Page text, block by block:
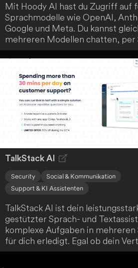
Mit Hoody AI hast du Zugriff auf
Sprachmodelle wie OpenAI,
Google und Meta. Du kannst
mehreren Modellen chatten, per
interagieren, Dokumente
Eingabeaufforderungen
Plattform gewährleistet dabei
Verschlüsselung und Privatsphäre,
du eine E-Mail-Adresse oder
angeben musst.
TalkStack AI
Security
Social & Kommunikation
Support & KI Assistenten
TalkStack AI ist dein
gestützter Sprach- und
komplexe Aufgaben in mehreren
für dich erledigt. Egal ob dein
Betriebsteam, mit TalkStack AI